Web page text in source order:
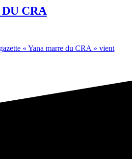
CRA
« Yana marre du CRA » vient